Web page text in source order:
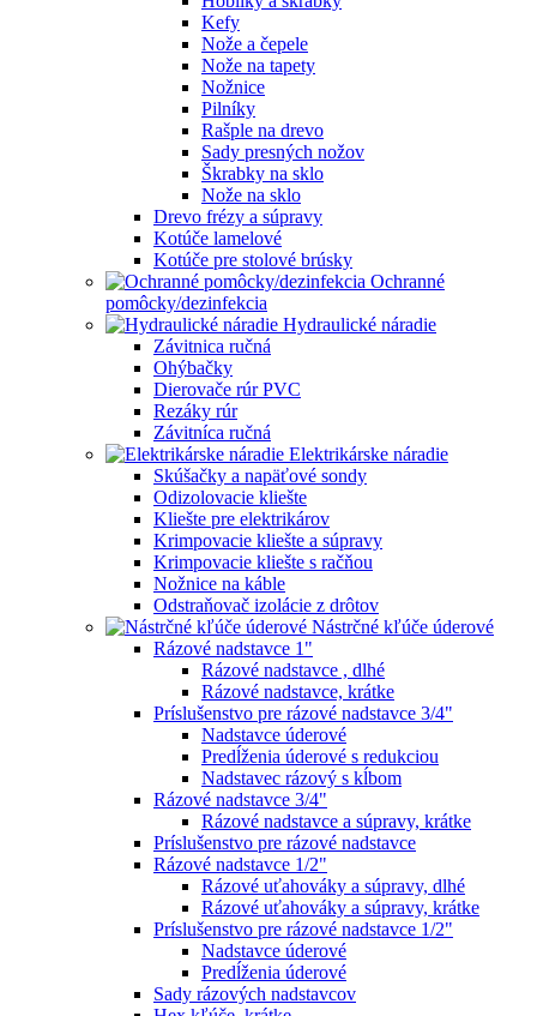
Kefy
Nože a čepele
Nože na tapety
Nožnice
Pilníky
Rašple na drevo
Sady presných nožov
Škrabky na sklo
Nože na sklo
Drevo frézy a súpravy
Kotúče lamelové
Kotúče pre stolové brúsky
Ochranné
pomôcky/dezinfekcia
Hydraulické náradie
Závitnica ručná
Ohýbačky
Dierovače rúr PVC
Rezáky rúr
Závitníca ručná
Elektrikárske náradie
Skúšačky a napäťové sondy
Odizolovacie kliešte
Kliešte pre elektrikárov
Krimpovacie kliešte a súpravy
Krimpovacie kliešte s račňou
Nožnice na káble
Odstraňovač izolácie z drôtov
Nástrčné kľúče úderové
Rázové nadstavce 1"
Rázové nadstavce , dlhé
Rázové nadstavce, krátke
Príslušenstvo pre rázové nadstavce 3/4"
Nadstavce úderové
Predĺženia úderové s redukciou
Nadstavec rázový s kĺbom
Rázové nadstavce 3/4"
Rázové nadstavce a súpravy, krátke
Príslušenstvo pre rázové nadstavce
Rázové nadstavce 1/2"
Rázové uťahováky a súpravy, dlhé
Rázové uťahováky a súpravy, krátke
Príslušenstvo pre rázové nadstavce 1/2"
Nadstavce úderové
Predĺženia úderové
Sady rázových nadstavcov